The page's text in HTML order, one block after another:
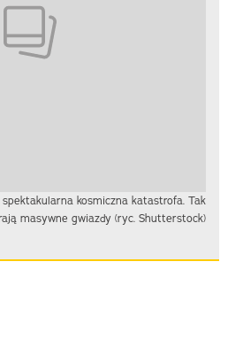
kosmiczna katastrofa. Tak
masywne gwiazdy (ryc. Shutterstock)